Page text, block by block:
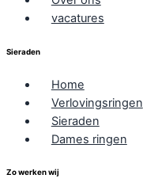
vacatures
Sieraden
Home
Verlovingsringen
Sieraden
Dames ringen
Zo werken wij